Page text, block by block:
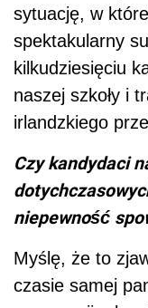
sytuację, w
spektakularny
kilkudziesięciu
naszej szkoły i
irlandzkiego
Czy kandydaci
niepewność
Myślę, że to
czasie samej